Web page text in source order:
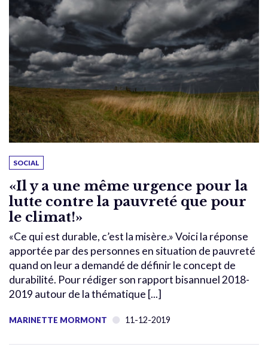
SOCIAL
«Il y a une même urgence pour la
lutte contre la pauvreté que pour
le climat!»
«Ce qui est durable, c’est la misère.» Voici la réponse
apportée par des personnes en situation de pauvreté
quand on leur a demandé de définir le concept de
durabilité. Pour rédiger son rapport bisannuel 2018-
2019 autour de la thématique [...]
MARINETTE MORMONT 11-12-2019